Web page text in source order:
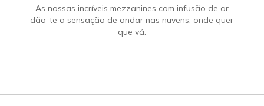
As nossas incríveis mezzanines com infusão de ar
dão-te a sensação de andar nas nuvens, onde quer
que vá.